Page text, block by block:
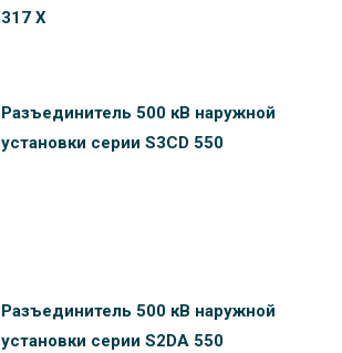
317 Х
Разъединитель 500 кВ наружной
установки серии S3CD 550
Разъединитель 500 кВ наружной
установки серии S2DA 550